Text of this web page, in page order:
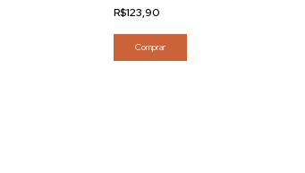
R$123,90
Comprar